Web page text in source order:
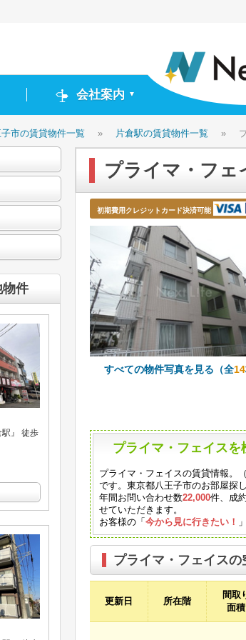
会社案内 ▼
市の賃貸物件一覧 » 片倉駅の賃貸物件一覧 »
プライマ・フェ
初期費用クレジットカード決済可能
すべての物件写真を見る（全14
プライマ・フェイス
プライマ・フェイスの賃貸情報。
です。東京都八王子市のお部屋探
年間お問い合わせ数22,000件、成
せていただきます。
お客様の「今から見に行きたい！
プライマ・フェイス
更新日 所在階
間取
面積
件
』 徒歩